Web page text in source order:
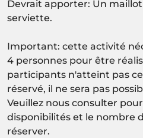
Devrait apporter: Un
serviette.
Important: cette activité
4 personnes pour être
participants n'atteint pas
réservé, il ne sera pas
Veuillez nous consulter
disponibilités et le nombre
réserver.